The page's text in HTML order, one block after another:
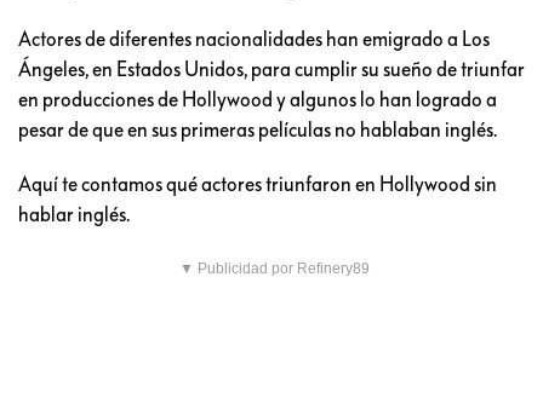
Actores de diferentes nacionalidades han emigrado a Los
Ángeles, en Estados Unidos, para cumplir su sueño de triunfar
en producciones de Hollywood y algunos lo han logrado a
pesar de que en sus primeras películas no hablaban inglés.
Aquí te contamos qué actores triunfaron en Hollywood sin
hablar inglés.
▼ Publicidad por Refinery89